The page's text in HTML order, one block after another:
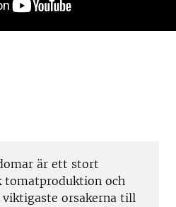
är ett stort
tomatproduktion och
viktigaste orsakerna till